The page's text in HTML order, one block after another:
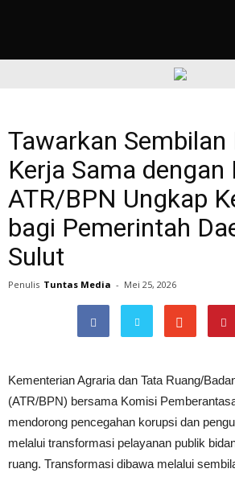
Tawarkan Sembilan
Kerja Sama dengan
ATR/BPN Ungkap
bagi Pemerintah
Sulut
Penulis Tuntas Media - Mei 25, 2026
Kementerian Agraria dan Tata Ruang/
(ATR/BPN) bersama Komisi
mendorong pencegahan korupsi dan
melalui transformasi pelayanan publik
ruang. Transformasi dibawa melalui